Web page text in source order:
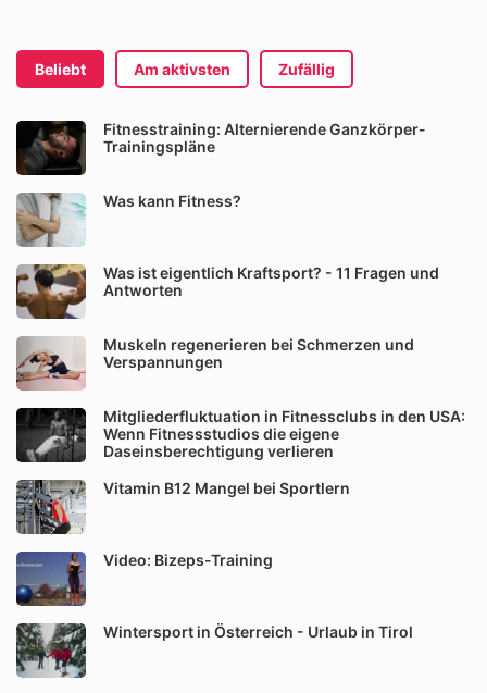
Beliebt Am aktivsten Zufällig
Fitnesstraining: Alternierende Ganzkörper-
Trainingspläne
Was kann Fitness?
Was ist eigentlich Kraftsport? - 11 Fragen und
Antworten
Muskeln regenerieren bei Schmerzen und
Verspannungen
Mitgliederfluktuation in Fitnessclubs in den USA:
Wenn Fitnessstudios die eigene
Daseinsberechtigung verlieren
Vitamin B12 Mangel bei Sportlern
Video: Bizeps-Training
Wintersport in Österreich - Urlaub in Tirol